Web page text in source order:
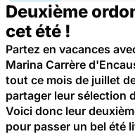
Deuxième
cet été !
Partez en vacances
Marina Carrère
tout ce mois de juillet
partager leur sélection
Voici donc leur
pour passer un bel été